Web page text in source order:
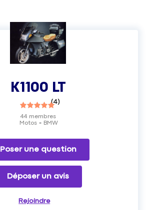
K1100 LT
(4)
Motos BMW
44membres
Poser une question
Déposer un avis
Rejoindre